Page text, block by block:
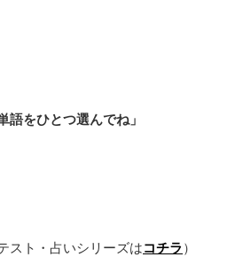
語をひとつ選んでね」
スト・占いシリーズはコチラ ）